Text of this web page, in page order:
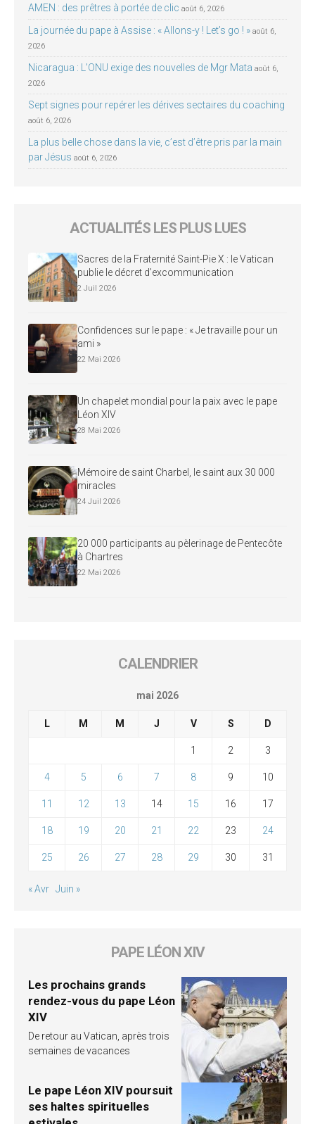
AMEN : des prêtres à portée de clic août 6, 2026
La journée du pape à Assise : « Allons-y ! Let’s go ! » août 6,
2026
Nicaragua : L’ONU exige des nouvelles de Mgr Mata août 6,
2026
Sept signes pour repérer les dérives sectaires du coaching
août 6, 2026
La plus belle chose dans la vie, c’est d’être pris par la main
par Jésus août 6, 2026
ACTUALITÉS LES PLUS LUES
Sacres de la Fraternité Saint-Pie X : le Vatican
publie le décret d’excommunication
2 Juil 2026
Confidences sur le pape : « Je travaille pour un
ami »
22 Mai 2026
Un chapelet mondial pour la paix avec le pape
Léon XIV
28 Mai 2026
Mémoire de saint Charbel, le saint aux 30 000
miracles
24 Juil 2026
20 000 participants au pèlerinage de Pentecôte
à Chartres
22 Mai 2026
CALENDRIER
mai 2026
L M M J V S D
1 2 3
4 5 6 7 8 9 10
11 12 13 14 15 16 17
18 19 20 21 22 23 24
25 26 27 28 29 30 31
« Avr Juin »
PAPE LÉON XIV
Les prochains grands
rendez-vous du pape Léon
XIV
De retour au Vatican, après trois
semaines de vacances
Le pape Léon XIV poursuit
ses haltes spirituelles